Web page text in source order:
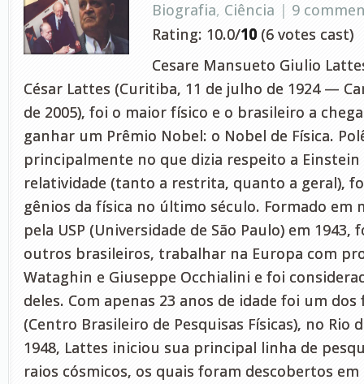
Biografia, Ciência | 9
Rating: 10.0/10 (6 votes cast)
Cesare Mansueto Giulio
César Lattes (Curitiba, 11 de julho de 1924 —
de 2005), foi o maior físico e o brasileiro a
ganhar um Prêmio Nobel: o Nobel de Física.
principalmente no que dizia respeito a Einstein
relatividade (tanto a restrita, quanto a geral),
gênios da física no último século. Formado em
pela USP (Universidade de São Paulo) em
outros brasileiros, trabalhar na Europa com
Wataghin e Giuseppe Occhialini e foi
deles. Com apenas 23 anos de idade foi um dos
(Centro Brasileiro de Pesquisas Físicas), no Rio
1948, Lattes iniciou sua principal linha de
raios cósmicos, os quais foram descobertos em